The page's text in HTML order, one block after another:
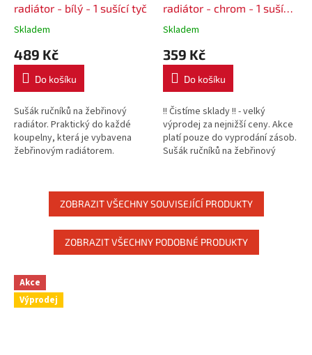
radiátor - bílý - 1 sušící tyč
Skladem
489 Kč
Do košíku
Sušák ručníků na žebřinový
radiátor. Praktický do každé
koupelny, která je vybavena
žebřinovým radiátorem.
radiátor - chrom - 1 sušící
tyč
Skladem
359 Kč
Do košíku
!! Čistíme sklady !! - velký
výprodej za nejnižší ceny. Akce
platí pouze do vyprodání zásob.
Sušák ručníků na žebřinový
ZOBRAZIT VŠECHNY SOUVISEJÍCÍ PRODUKTY
ZOBRAZIT VŠECHNY PODOBNÉ PRODUKTY
Akce
Výprodej